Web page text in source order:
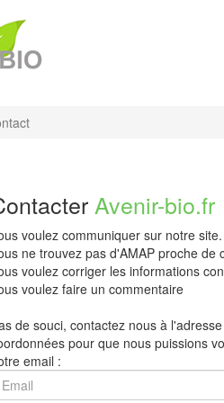
Avenir-bio.fr
voulez communiquer sur notre site.
ne trouvez pas d'AMAP proche de
voulez corriger les informations
voulez faire un commentaire
de souci, contactez nous à l'adresse
pour que nous puissions
email :